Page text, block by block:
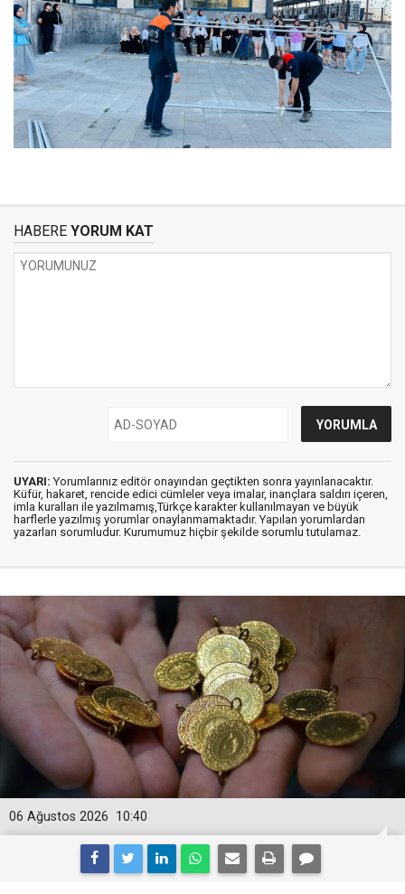
HABERE YORUM KAT
UYARI: Yorumlarınız editör onayından geçtikten sonra yayınlanacaktır.
Küfür, hakaret, rencide edici cümleler veya imalar, inançlara saldırı içeren,
imla kuralları ile yazılmamış,Türkçe karakter kullanılmayan ve büyük
harflerle yazılmış yorumlar onaylanmamaktadır. Yapılan yorumlardan
yazarları sorumludur. Kurumumuz hiçbir şekilde sorumlu tutulamaz.
10:40
06 Ağustos 2026